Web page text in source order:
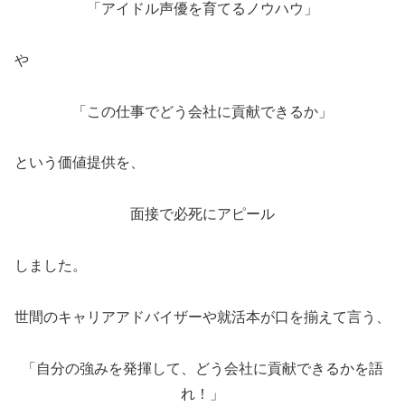
「アイドル声優を育てるノウハウ」
や
「この仕事でどう会社に貢献できるか」
という価値提供を、
面接で必死にアピール
しました。
世間のキャリアアドバイザーや就活本が口を揃えて言う、
「自分の強みを発揮して、どう会社に貢献できるかを語
れ！」